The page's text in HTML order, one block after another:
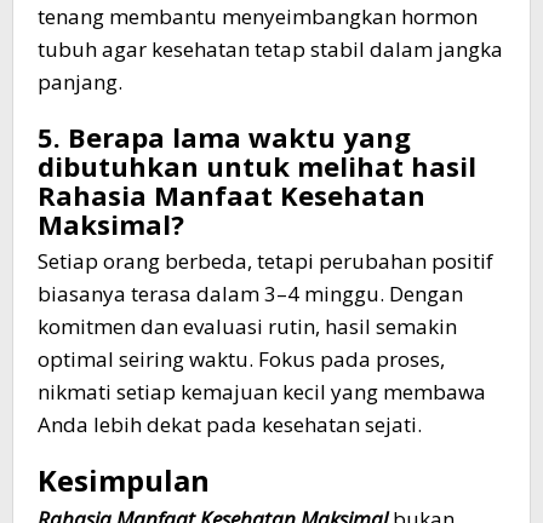
tenang membantu menyeimbangkan hormon
tubuh agar kesehatan tetap stabil dalam jangka
panjang.
5. Berapa lama waktu yang
dibutuhkan untuk melihat hasil
Rahasia Manfaat Kesehatan
Maksimal?
Setiap orang berbeda, tetapi perubahan positif
biasanya terasa dalam 3–4 minggu. Dengan
komitmen dan evaluasi rutin, hasil semakin
optimal seiring waktu. Fokus pada proses,
nikmati setiap kemajuan kecil yang membawa
Anda lebih dekat pada kesehatan sejati.
Kesimpulan